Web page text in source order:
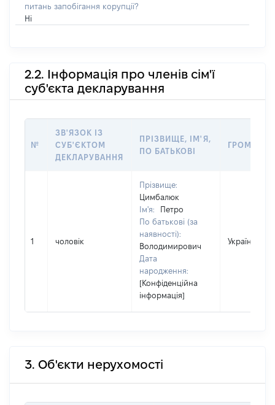
питань запобігання корупції?
Ні
2.2. Інформація про членів сім'ї
суб'єкта декларування
№
ЗВ'ЯЗОК ІЗ
СУБ'ЄКТОМ
ДЕКЛАРУВАННЯ
ПРІЗВИЩЕ, ІМ'Я,
ПО БАТЬКОВІ
1 чоловік
Прізвище:
Цимбалюк
Ім'я:
Петро
По батькові (за
наявності):
Володимирович
Дата
народження:
[Конфіденційна
інформація]
Україна
3. Об'єкти нерухомості